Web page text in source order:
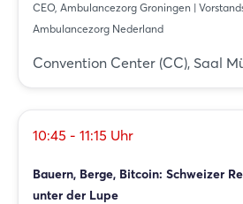
CEO, Ambulancezorg Groningen |
Ambulancezorg Nederland
Convention Center (CC), Saal
10:45 - 11:15 Uhr
Bauern, Berge, Bitcoin: Schweizer
unter der Lupe